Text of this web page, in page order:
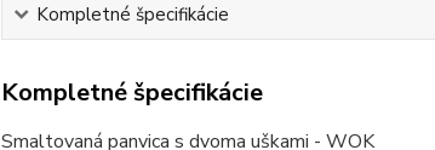
Kompletné špecifikácie
Kompletné špecifikácie
Smaltovaná panvica s dvoma uškami - WOK